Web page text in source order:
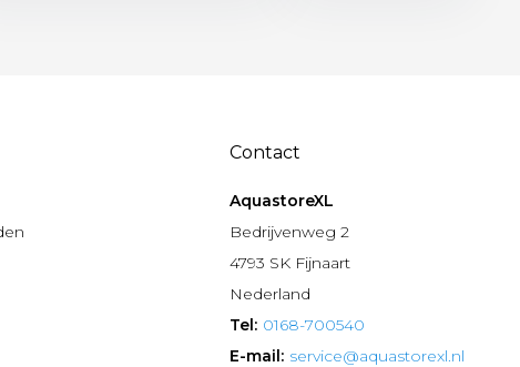
Contact
AquastoreXL
Bedrijvenweg 2
4793 SK Fijnaart
Nederland
Tel: 0168-700540
E-mail: service@aquastorexl.nl